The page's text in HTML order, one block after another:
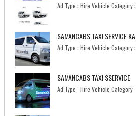
Ad Type : Hire Vehicle Category :
SAMANCABS TAXI SERVICE
Ad Type : Hire Vehicle Category :
SAMANCABS TAXI SSERVICE
Ad Type : Hire Vehicle Category :